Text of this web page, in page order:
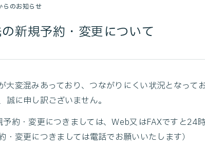
らのお知らせ
新規予約・変更について
大変混みあっており、つながりにくい状況となってお
誠に申し訳ございません。
約・変更につきましては、Web又はFAXですと24
・変更につきましては電話でお願いいたします）